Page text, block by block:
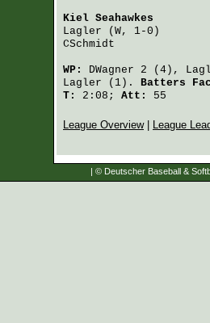
Kiel Seahawkes
Lagler (W, 1-0)
CSchmidt
WP: DWagner 2 (4),
Lagler (1). Batters
T:
2:08; Att: 55
League Overview| League
| © Deutscher Baseball &